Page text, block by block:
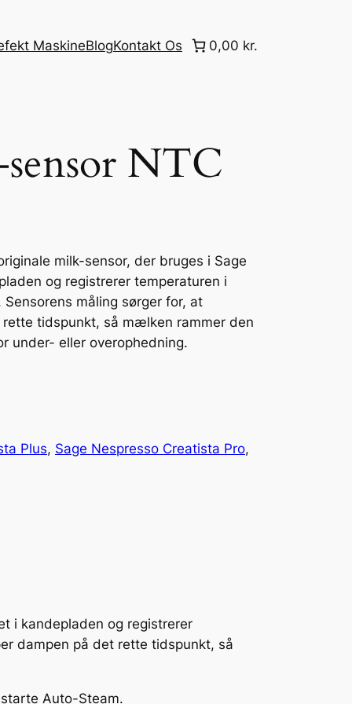
MaskineBlogKontakt Os 0,00 kr.
NTC
milk-sensor, der bruges i Sage
og registrerer temperaturen i
måling sørger for, at
tidspunkt, så mælken rammer den
under- eller overophedning.
Plus, Sage Nespresso Creatista Pro
i kandepladen og registrerer
dampen på det rette tidspunkt, så
Auto-Steam.